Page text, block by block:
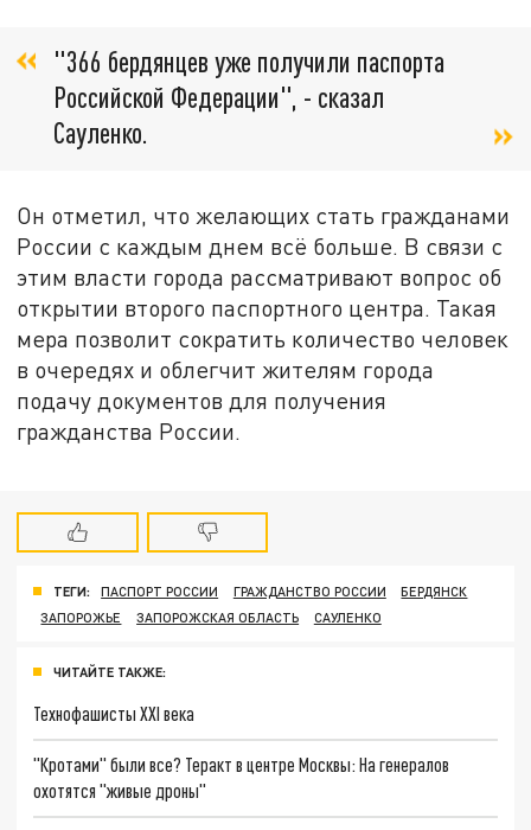
"366 бердянцев уже получили паспорта
Российской Федерации", - сказал
Сауленко.
Он отметил, что желающих стать гражданами
России с каждым днем всё больше. В связи с
этим власти города рассматривают вопрос об
открытии второго паспортного центра. Такая
мера позволит сократить количество человек
в очередях и облегчит жителям города
подачу документов для получения
гражданства России.
ТЕГИ: ПАСПОРТ РОССИИ ГРАЖДАНСТВО РОССИИ
БЕРДЯНСК
ЗАПОРОЖЬЕ
ЗАПОРОЖСКАЯ ОБЛАСТЬ САУЛЕНКО
ЧИТАЙТЕ ТАКЖЕ:
Технофашисты XXI века
"Кротами" были все? Теракт в центре Москвы: На генералов
охотятся "живые дроны"